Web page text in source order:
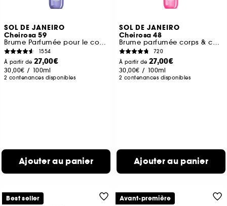
SOL DE JANEIRO
Cheirosa 59
Brume Parfumée pour le corps et les cheveux
1554
À partir de 27,00€
30,00€ / 100ml
2 contenances disponibles
Ajouter au panier
SOL DE JANEIRO
Cheirosa 48
Brume parfumée corps & cheveux
720
À partir de 27,00€
30,00€ / 100ml
2 contenances disponibles
Ajouter au panier
Best seller Avant-première